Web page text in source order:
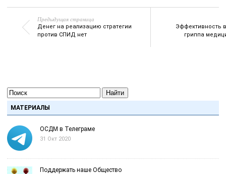
Предыдущая страница
Денег на реализацию стратегии
против СПИД нет
Эффективность
гриппа
Найти
МАТЕРИАЛЫ
ОСДМ в Телеграме
31 Окт 2020
Поддержать наше Общество